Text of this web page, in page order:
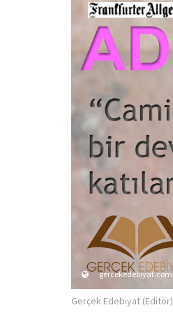
gercekedebiyat.com
Gerçek Edebiyat (Editör)